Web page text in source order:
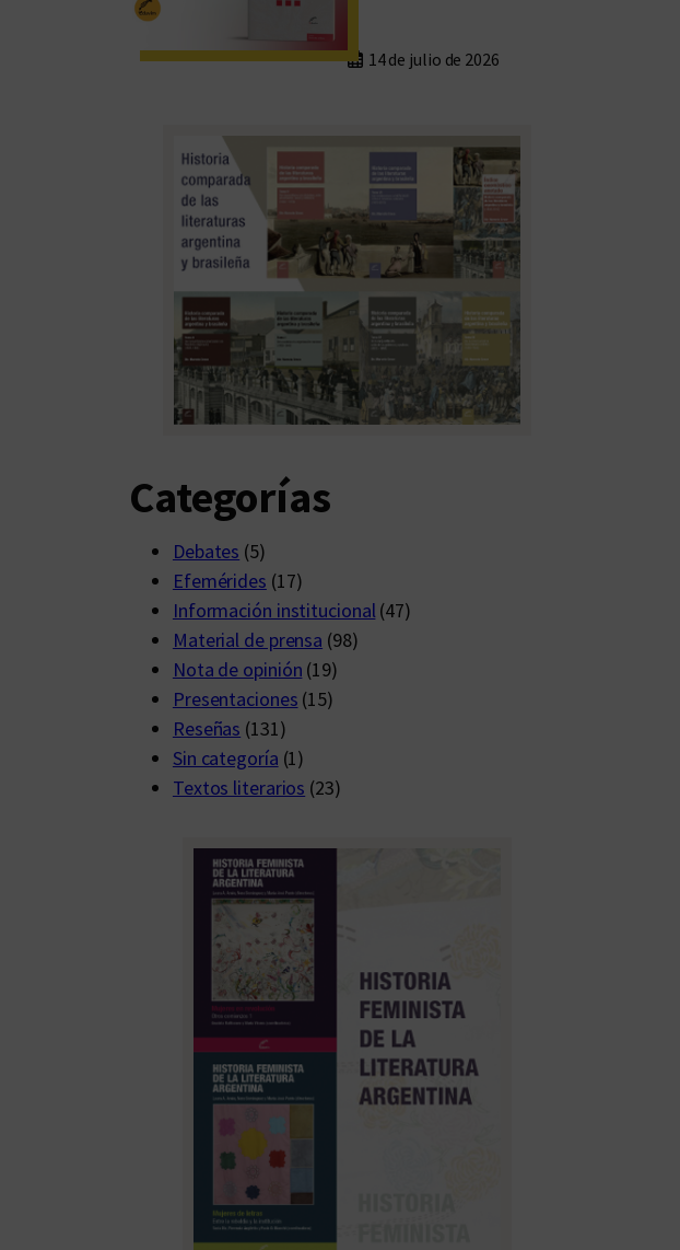
14 de julio de 2026
Categorías
Debates (5)
Efemérides (17)
Información institucional(47)
Material de prensa (98)
Nota de opinión (19)
Presentaciones (15)
Reseñas (131)
Sin categoría (1)
Textos literarios (23)